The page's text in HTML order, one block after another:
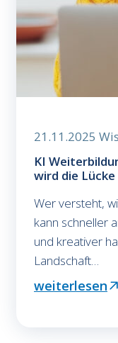
21.11.2025
KI
wird die
Wer versteht,
kann schneller
und kreativer
Landschaft…
weiterlesen
: KI